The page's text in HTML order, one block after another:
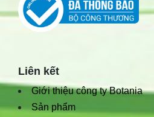
Liên kết
Giới thiệu công ty Botania
Sản phẩm